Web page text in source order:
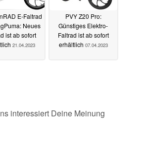
E-Faltrad
Neues
ist ab sofort
21.04.2023
PVY Z20 Pro:
Günstiges Elektro-
Faltrad ist ab sofort
erhältlich 07.04.2023
interessiert Deine Meinung